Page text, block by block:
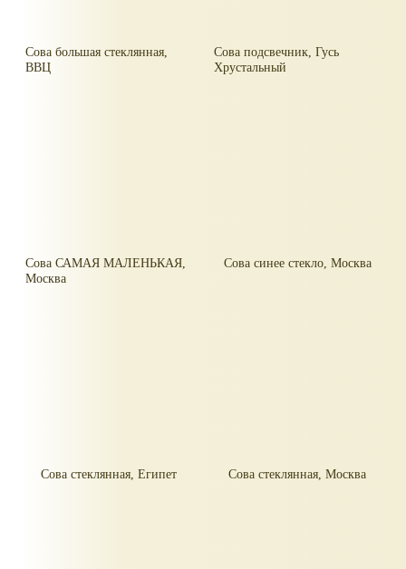
Сова большая стеклянная,
ВВЦ
Сова подсвечник, Гусь
Хрустальный
Сова САМАЯ МАЛЕНЬКАЯ,
Москва
Сова синее стекло, Москва
Сова стеклянная, Египет Сова стеклянная, Москва